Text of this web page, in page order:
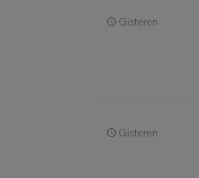
Gisteren
Gisteren